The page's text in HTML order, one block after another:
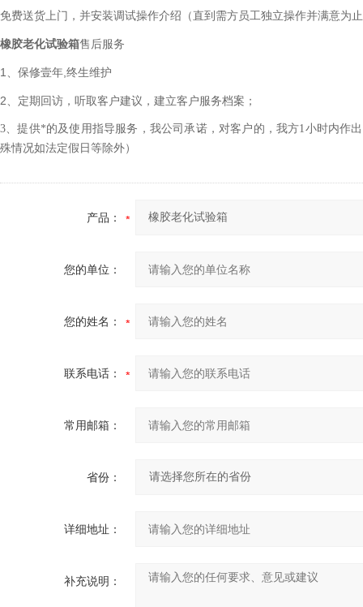
免费送货上门，并安装调试操作介绍（直到需方员工独立操作并满意为
橡胶老化试验箱售后服务
1 、保修壹年 终生维护
2、定期回访，听取客户建议，建立客户服务档案；
3、提供*的及使用指导服务，我公司承诺，对客户的，我方1小时内作
殊情况如法定假日等除外）
产品：
您的单位：
您的姓名：
联系电话：
常用邮箱：
省份：
详细地址：
补充说明：